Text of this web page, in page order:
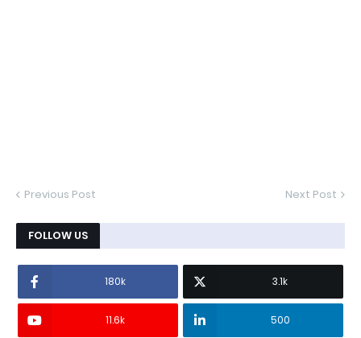
Previous Post Next Post
FOLLOW US
180k 3.1k
11.6k 500